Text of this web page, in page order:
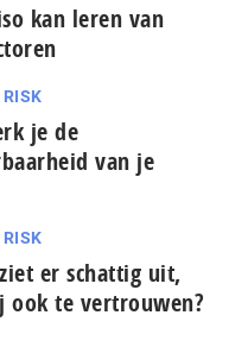
kan leren van
je de
van je
er schattig uit,
ook te vertrouwen?